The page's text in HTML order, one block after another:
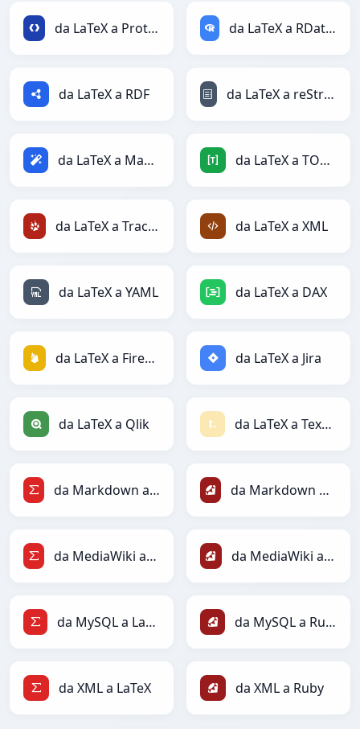
da LaTeX a Protobuf da LaTeX a RDataFrame
da LaTeX a RDF da LaTeX a reStructuredText
da LaTeX a Magic da LaTeX a TOML
da LaTeX a TracWiki da LaTeX a XML
da LaTeX a YAML da LaTeX a DAX
da LaTeX a Firebase da LaTeX a Jira
da LaTeX a Qlik da LaTeX a Textile
da Markdown a LaTeX da Markdown a Ruby
da MediaWiki a LaTeX da MediaWiki a Ruby
da MySQL a LaTeX da MySQL a Ruby
da XML a LaTeX da XML a Ruby